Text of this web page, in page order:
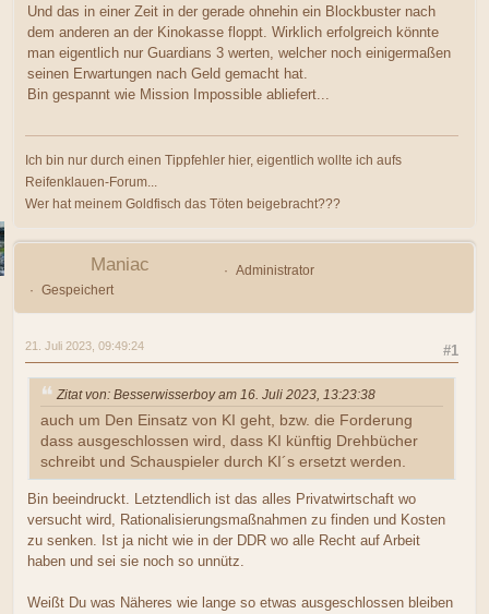
Und das in einer Zeit in der gerade ohnehin ein Blockbuster nach
dem anderen an der Kinokasse floppt. Wirklich erfolgreich könnte
man eigentlich nur Guardians 3 werten, welcher noch einigermaßen
seinen Erwartungen nach Geld gemacht hat.
Bin gespannt wie Mission Impossible abliefert...
Ich bin nur durch einen Tippfehler hier, eigentlich wollte ich aufs
Reifenklauen-Forum...
Wer hat meinem Goldfisch das Töten beigebracht???
Maniac
Administrator
Gespeichert
#1
21. Juli 2023, 09:49:24
Zitat von: Besserwisserboy am 16. Juli 2023, 13:23:38
auch um Den Einsatz von KI geht, bzw. die Forderung
dass ausgeschlossen wird, dass KI künftig Drehbücher
schreibt und Schauspieler durch KI´s ersetzt werden.
Bin beeindruckt. Letztendlich ist das alles Privatwirtschaft wo
versucht wird, Rationalisierungsmaßnahmen zu finden und Kosten
zu senken. Ist ja nicht wie in der DDR wo alle Recht auf Arbeit
haben und sei sie noch so unnütz.
Weißt Du was Näheres wie lange so etwas ausgeschlossen bleiben